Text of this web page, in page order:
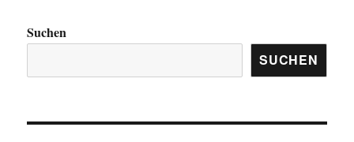
Suchen
SUCHEN